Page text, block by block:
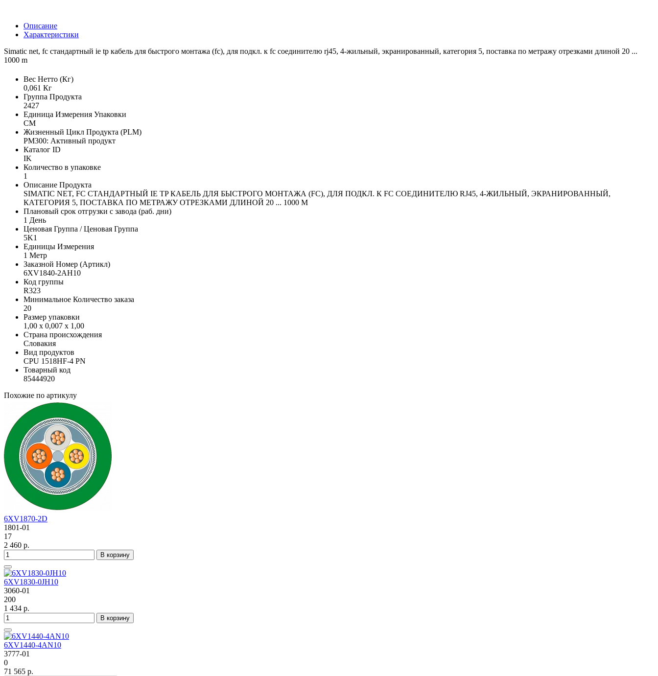
Описание
Характеристики
Simatic net, fc стандартный ie tp кабель для быстрого монтажа (fc), для подкл. к fc соединителю rj45, 4-жильный, экранированный, категория 5, поставка по метражу отрезками длиной 20 ...
1000 m
Вес Нетто (Кг)
0,061 Кг
Группа Продукта
2427
Единица Измерения Упаковки
CM
Жизненный Цикл Продукта (PLM)
PM300: Активный продукт
Каталог ID
IK
Количество в упаковке
1
Описание Продукта
SIMATIC NET, FC СТАНДАРТНЫЙ IE TP КАБЕЛЬ ДЛЯ БЫСТРОГО МОНТАЖА (FC), ДЛЯ ПОДКЛ. К FC СОЕДИНИТЕЛЮ RJ45, 4-ЖИЛЬНЫЙ, ЭКРАНИРОВАННЫЙ,
КАТЕГОРИЯ 5, ПОСТАВКА ПО МЕТРАЖУ ОТРЕЗКАМИ ДЛИНОЙ 20 ... 1000 M
Плановый срок отгрузки с завода (раб. дни)
1 День
Ценовая Группа / Ценовая Группа
5K1
Единицы Измерения
1 Метр
Заказной Номер (Артикл)
6XV1840-2AH10
Код группы
R323
Минимальное Количество заказа
20
Размер упаковки
1,00 x 0,007 x 1,00
Страна происхождения
Словакия
Вид продуктов
CPU 1518HF-4 PN
Товарный код
85444920
Похожие по артикулу
6XV1870-2D
1801-01
17
2 460 р.
В корзину
6XV1830-0JH10
3060-01
200
1 434 р.
В корзину
6XV1440-4AN10
3777-01
0
71 565 р.